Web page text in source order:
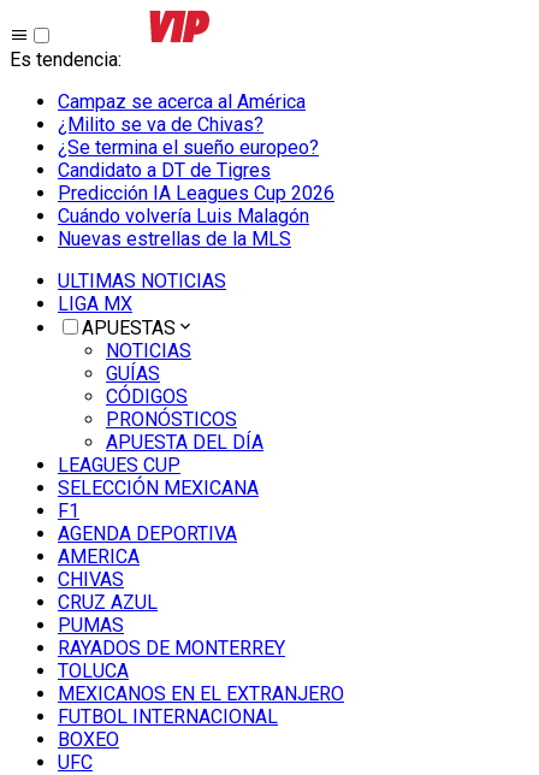
Es tendencia:
Campaz se acerca al América
¿Milito se va de Chivas?
¿Se termina el sueño europeo?
Candidato a DT de Tigres
Predicción IA Leagues Cup 2026
Cuándo volvería Luis Malagón
Nuevas estrellas de la MLS
ULTIMAS NOTICIAS
LIGA MX
APUESTAS
NOTICIAS
GUÍAS
CÓDIGOS
PRONÓSTICOS
APUESTA DEL DÍA
LEAGUES CUP
SELECCIÓN MEXICANA
F1
AGENDA DEPORTIVA
AMERICA
CHIVAS
CRUZ AZUL
PUMAS
RAYADOS DE MONTERREY
TOLUCA
MEXICANOS EN EL EXTRANJERO
FUTBOL INTERNACIONAL
BOXEO
UFC